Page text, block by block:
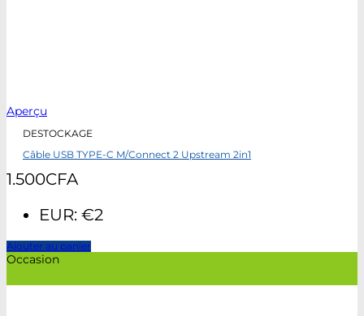
Aperçu
DESTOCKAGE
Câble USB TYPE-C M/Connect 2 Upstream 2in1
1.500CFA
EUR: €2
Ajouter au panier
Occasion